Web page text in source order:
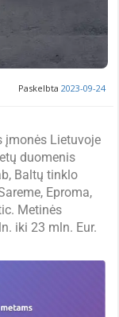
Paskelbta 2023-09-24
įmonės Lietuvoje
duomenis
Baltų tinklo
Eproma,
Metinės
iki 23 mln. Eur.